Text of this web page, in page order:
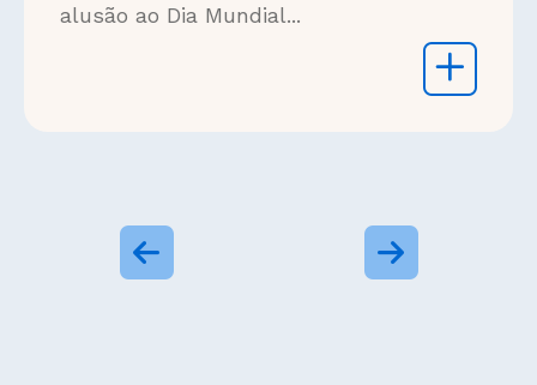
alusão ao Dia Mundial...